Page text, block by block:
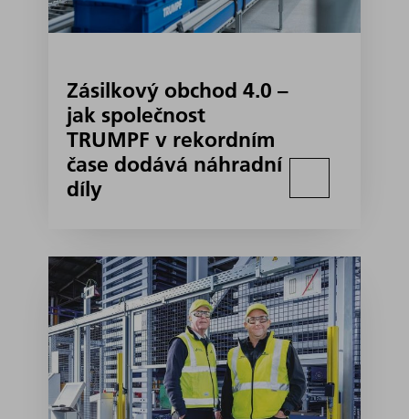
Zásilkový obchod 4.0 –
jak společnost
TRUMPF v rekordním
čase dodává náhradní
díly